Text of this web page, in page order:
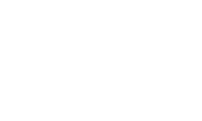
Lidia Henares Millán,
del Arte por la
Patrimonio Histórico-
Agrupación de